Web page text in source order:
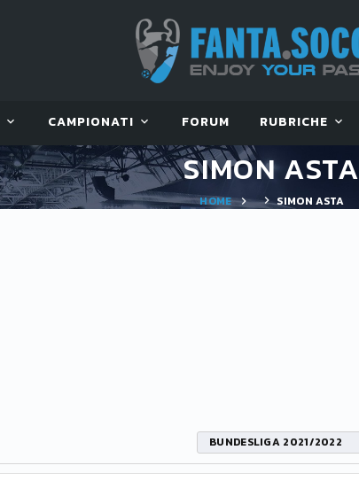
CAMPIONATI FORUM RUBRICHE
SIMON ASTA
HOME SIMON ASTA
BUNDESLIGA 2021/2022